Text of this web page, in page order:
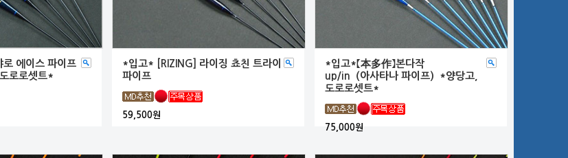
로 에이스 파이프
로로셋트*
*입고* [RIZING] 라이징 쵸친 트라이
파이프
59,500원
*입고*【本多作】본다작
up/in（아사타나 파이프）*양당고,
도로로셋트*
75,000원